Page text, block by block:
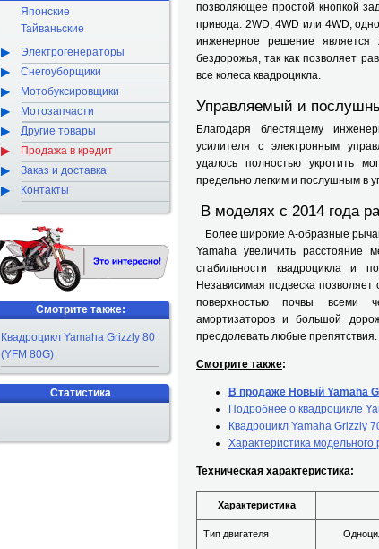
позволяющее простой кнопкой
привода: 2WD, 4WD или 4WD,
инженерное решение
бездорожья, так как позволяет
все колеса квадроцикла.
Управляемый и
Благодаря блестящему
усилителя с электронным
удалось полностью укротить
предельно легким и послушным в
В моделях с 2014 года
Более широкие А-образные
Yamaha увеличить расстояние
стабильности квадроцикла и
Независимая подвеска
поверхностью почвы всеми
амортизаторов и большой
преодолевать любые препятствия.
Смотрите также:
В продаже Новый Yamaha
Подробнее о квадроцикле
Квадроцикл Yamaha Grizzly
Характеристика
Техническая характеристика:
Характеристика
Тип двигателя
Японские
Тайваньские
Электрогенераторы
Снегоуборщики
Мотобуксировщики
Мотозапчасти
Другие товары
Продажа в кредит
Заказ и доставка
Контакты
Смотрите также:
Квадроцикл Yamaha Grizzly 80
(YFM 80G)
Статистика